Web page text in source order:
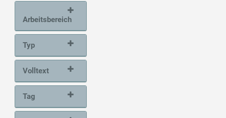
Arbeitsbereich
Typ
Volltext
Tag